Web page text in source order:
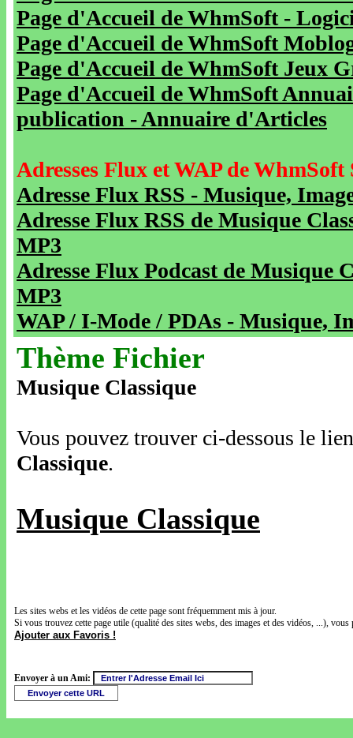
Page d'Accueil de WhmSoft -
Page d'Accueil de WhmSoft
Page d'Accueil de WhmSoft Jeux
Page d'Accueil de WhmSoft
publication - Annuaire d'Articles
Adresses Flux et WAP de WhmSoft
Adresse Flux RSS - Musique,
Adresse Flux RSS de Musique
MP3
Adresse Flux Podcast de Musique
MP3
WAP / I-Mode / PDAs - Musique,
Thème Fichier
Musique Classique
Vous pouvez trouver ci-dessous le
Classique.
Musique Classique
Les sites webs et les vidéos de cette page sont fréquemment mis à jour.
Si vous trouvez cette page utile (qualité des sites webs, des images et des vidéos, ...),
Ajouter aux Favoris !
Envoyer à un Ami: